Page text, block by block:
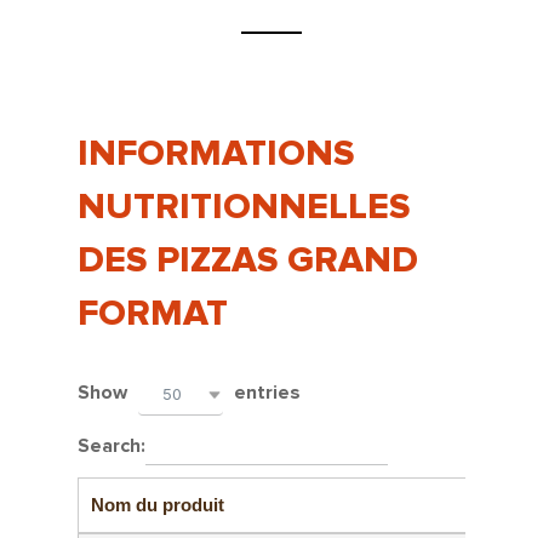
INFORMATIONS
NUTRITIONNELLES
DES PIZZAS GRAND
FORMAT
Show 50 entries
Search:
Nom du produit